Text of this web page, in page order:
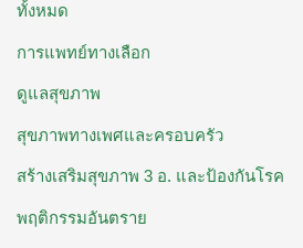
ทั้งหมด
การแพทย์ทางเลือก
ดูแลสุขภาพ
สุขภาพทางเพศและครอบครัว
สร้างเสริมสุขภาพ 3 อ. ​และป้องกันโรค
พฤติกรรมอันตราย